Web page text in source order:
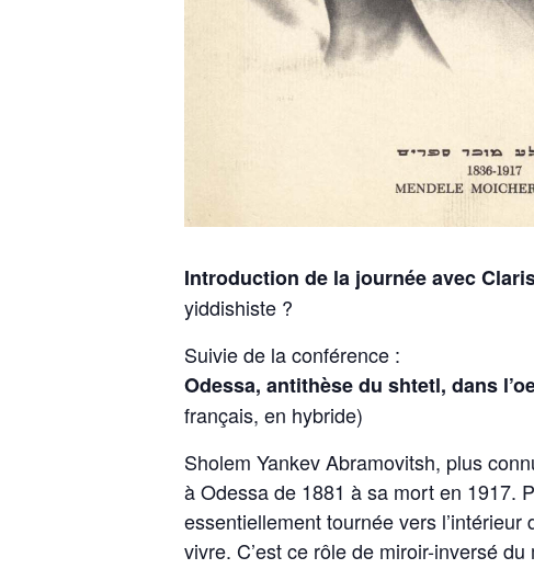
Introduction de la journée avec
yiddishiste ?
Suivie de la conférence :
Odessa, antithèse du shtetl, dans
français, en hybride)
Sholem Yankev Abramovitsh, plus
à Odessa de 1881 à sa mort en 1917.
essentiellement tournée vers
vivre. C’est ce rôle de miroir-inversé